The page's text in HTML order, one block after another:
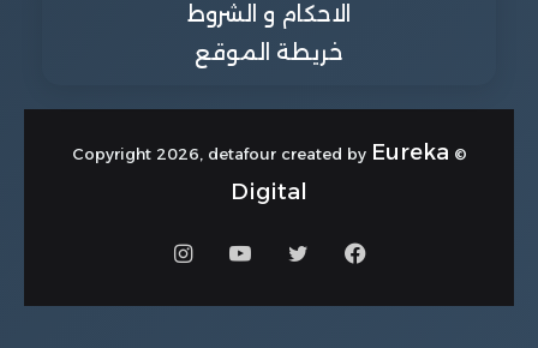
الاحكام و الشروط
خريطة الموقع
© Copyright 2026, detafour created by
Eureka
Digital
فيسبوكتويتر يوتيوبانستقرام